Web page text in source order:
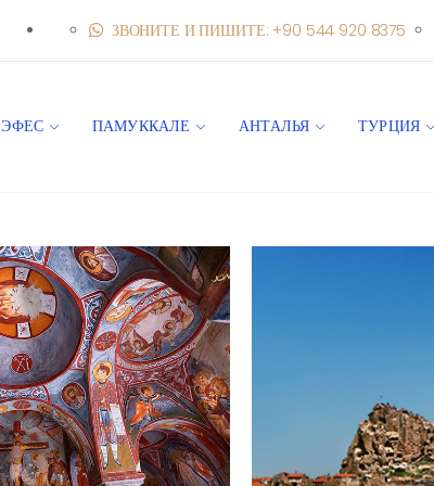
ЗВОНИТЕ И ПИШИТЕ: +90 544 920 8375
ЭФЕС ПАМУККАЛЕ АНТАЛЬЯ ТУРЦИЯ